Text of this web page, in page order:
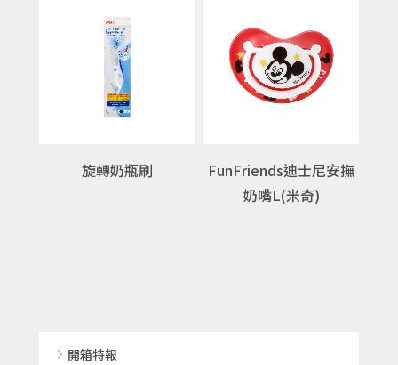
旋轉奶瓶刷
FunFriends迪士尼安撫
奶嘴L(米奇)
開箱特報